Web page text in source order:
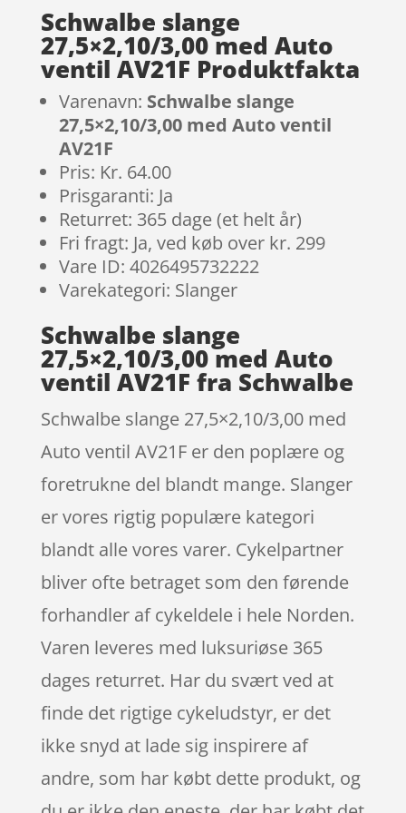
Schwalbe slange
27,5×2,10/3,00 med Auto
ventil AV21F Produktfakta
Varenavn: Schwalbe slange
27,5×2,10/3,00 med Auto ventil
AV21F
Pris: Kr. 64.00
Prisgaranti: Ja
Returret: 365 dage (et helt år)
Fri fragt: Ja, ved køb over kr. 299
Vare ID: 4026495732222
Varekategori: Slanger
Schwalbe slange
27,5×2,10/3,00 med Auto
ventil AV21F fra Schwalbe
Schwalbe slange 27,5×2,10/3,00 med
Auto ventil AV21F er den poplære og
foretrukne del blandt mange. Slanger
er vores rigtig populære kategori
blandt alle vores varer. Cykelpartner
bliver ofte betraget som den førende
forhandler af cykeldele i hele Norden.
Varen leveres med luksuriøse 365
dages returret. Har du svært ved at
finde det rigtige cykeludstyr, er det
ikke snyd at lade sig inspirere af
andre, som har købt dette produkt, og